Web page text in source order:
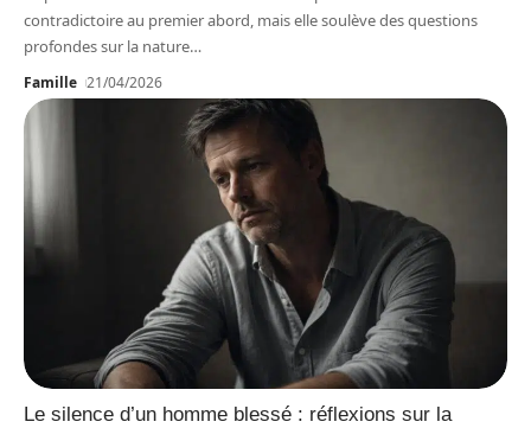
contradictoire au premier abord, mais elle soulève des questions
profondes sur la nature…
Famille 21/04/2026
Le silence d’un homme blessé : réflexions sur la